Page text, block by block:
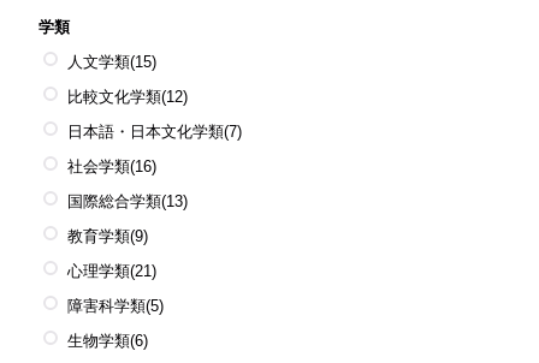
学類
人文学類(15)
比較文化学類(12)
日本語・日本文化学類(7)
社会学類(16)
国際総合学類(13)
教育学類(9)
心理学類(21)
障害科学類(5)
生物学類(6)